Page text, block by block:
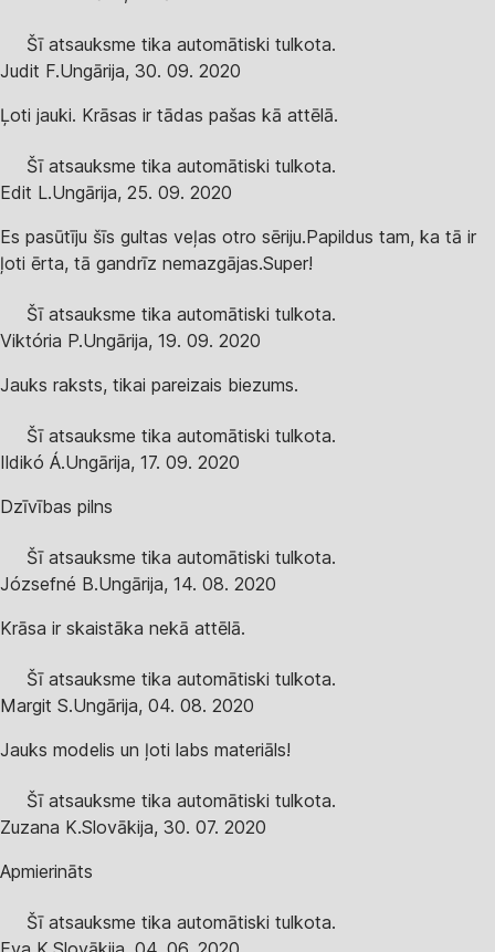
Šī atsauksme tika automātiski tulkota.
Judit F.Ungārija, 30. 09. 2020
Ļoti jauki. Krāsas ir tādas pašas kā attēlā.
Šī atsauksme tika automātiski tulkota.
Edit L.Ungārija, 25. 09. 2020
Es pasūtīju šīs gultas veļas otro sēriju.Papildus tam, ka tā ir
ļoti ērta, tā gandrīz nemazgājas.Super!
Šī atsauksme tika automātiski tulkota.
Viktória P.Ungārija, 19. 09. 2020
Jauks raksts, tikai pareizais biezums.
Šī atsauksme tika automātiski tulkota.
Ildikó Á.Ungārija, 17. 09. 2020
Dzīvības pilns
Šī atsauksme tika automātiski tulkota.
Józsefné B.Ungārija, 14. 08. 2020
Krāsa ir skaistāka nekā attēlā.
Šī atsauksme tika automātiski tulkota.
Margit S.Ungārija, 04. 08. 2020
Jauks modelis un ļoti labs materiāls!
Šī atsauksme tika automātiski tulkota.
Zuzana K.Slovākija, 30. 07. 2020
Apmierināts
Šī atsauksme tika automātiski tulkota.